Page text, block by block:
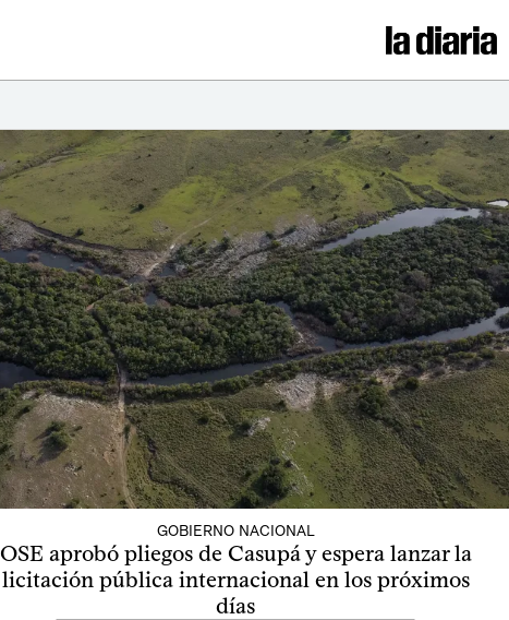
GOBIERNO NACIONAL
OSE aprobó pliegos de Casupá y espera lanzar la
licitación pública internacional en los próximos
días